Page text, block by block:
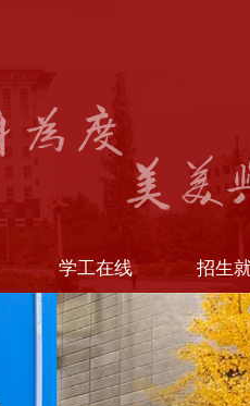
学工在线 招生